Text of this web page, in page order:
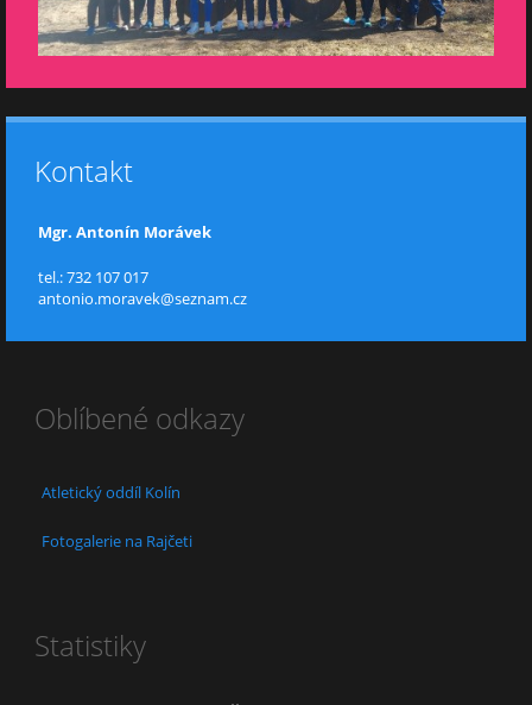
Kontakt
Mgr. Antonín Morávek
tel.: 732 107 017
antonio.moravek@seznam.cz
Oblíbené odkazy
Atletický oddíl Kolín
Fotogalerie na Rajčeti
Statistiky